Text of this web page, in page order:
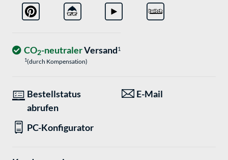
CO2-neutralerVersand1
1(durch Kompensation)
Bestellstatus
abrufen
E-Mail
PC-Konfigurator